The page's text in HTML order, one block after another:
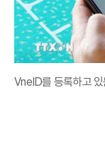
VneID를 등록하고